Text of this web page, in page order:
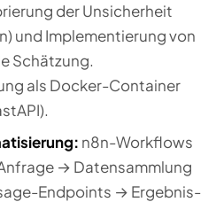
der Unsicherheit
und Implementierung von
Schätzung.
als Docker-Container
n8n-Workflows
→ Datensammlung
Endpoints → Ergebnis-